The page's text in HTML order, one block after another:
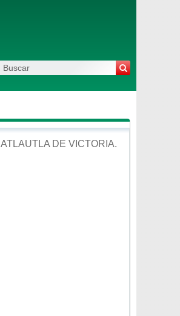
ATLAUTLA DE VICTORIA.